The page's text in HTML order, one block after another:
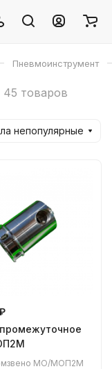
Пневмоинструмент –
45 товаров
непопулярные
МО/МОП2М